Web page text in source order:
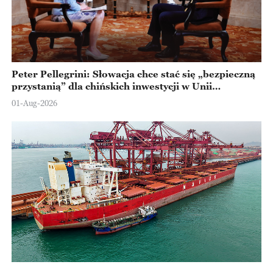
Peter Pellegrini: Słowacja chce stać się „bezpieczną
przystanią” dla chińskich inwestycji w Unii
Europejskiej
01-Aug-2026